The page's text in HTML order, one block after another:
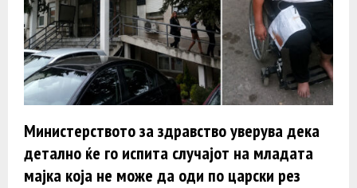
Министерството за здравство уверува дека
детално ќе го испита случајот на младата
мајка која не може да оди по царски рез